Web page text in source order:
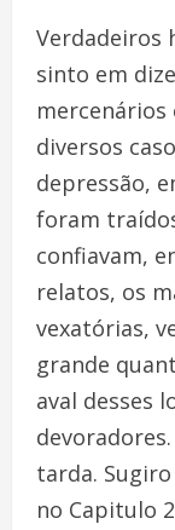
Verdadeiros
sinto em
diversos
depressão,
foram
confiavam,
relatos, os
vexatórias,
grande
aval desses
tarda.
no Capitulo